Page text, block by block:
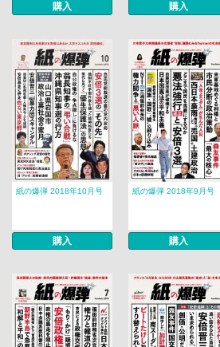
購入 購入
紙の爆弾 2018年10月号
購入
紙の爆弾 2018年9月号
購入